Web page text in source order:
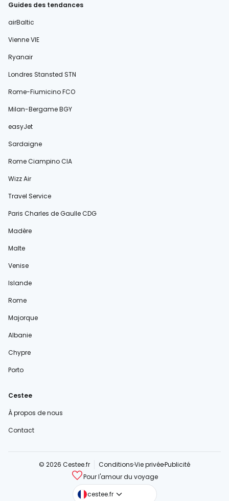
Guides des tendances
airBaltic
Vienne VIE
Ryanair
Londres Stansted STN
Rome-Fiumicino FCO
Milan-Bergame BGY
easyJet
Sardaigne
Rome Ciampino CIA
Wizz Air
Travel Service
Paris Charles de Gaulle CDG
Madère
Malte
Venise
Islande
Rome
Majorque
Albanie
Chypre
Porto
Cestee
À propos de nous
Contact
© 2026 Cestee.fr ConditionsVie privéePublicité
Pour l'amour du voyage
cestee.fr
cestee.com